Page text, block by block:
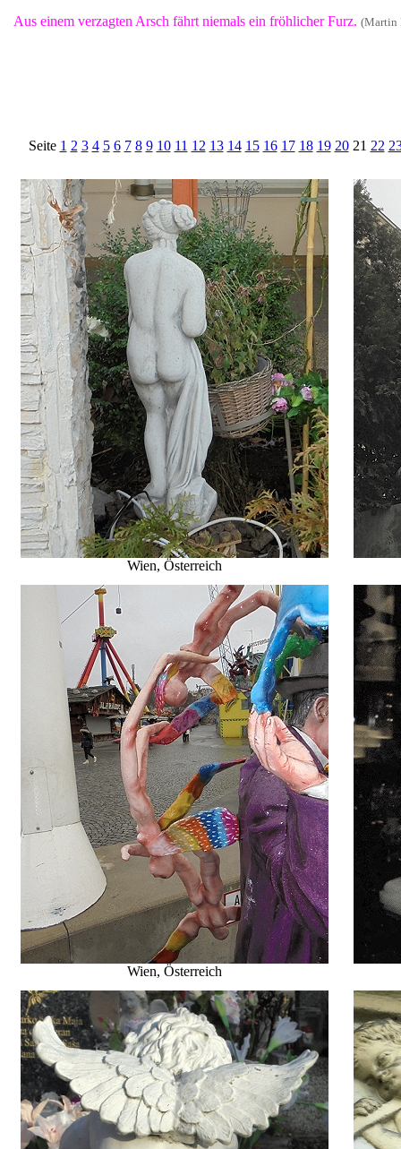
Aus einem verzagten Arsch fährt niemals ein fröhlicher Furz. (Martin
Seite 1 2 3 4 5 6 7 8 9 10 11 12 13 14 15 16 17 18 19 2021 22
Wien, Österreich
Wien, Österreich